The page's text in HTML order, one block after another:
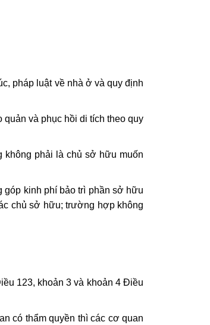
pháp luật về nhà ở và quy định
và phục hồi di tích theo quy
phải là chủ sở hữu muốn
kinh phí bảo trì phần sở hữu
chủ sở hữu; trường hợp không
123, khoản 3 và khoản 4 Điều
có thẩm quyền thì các cơ quan